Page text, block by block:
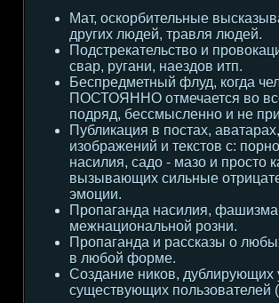
Мат, оскорбительные
других людей, травля людей.
Подстрекательство и
свар, ругани, наездов итп.
Беспредметный флуд, когда
ПОСТОЯННО отмечается во
подряд, бессмысленно и не
Публикация в постах,
изображений и текстов с:
насилия, садо - мазо и просто
вызывающих сильные
эмоции.
Пропаганда насилия,
межнациональной розни.
Пропаганда и рассказы о
в любой форме.
Создание ников, дублирующих
существующих пользователей